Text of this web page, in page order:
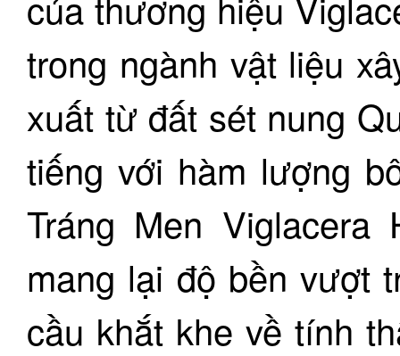
trong ngành vật liệu
xuất từ đất sét nung
tiếng với hàm lượng
Tráng Men
mang lại độ bền vượt
cầu khắt khe về tính